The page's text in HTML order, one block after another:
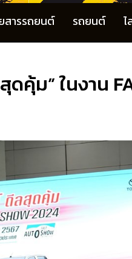
สารรถยนต์ รถยนต์
คุ้ม” ในงาน